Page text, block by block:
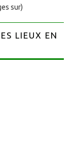
sur)
LIEUX EN